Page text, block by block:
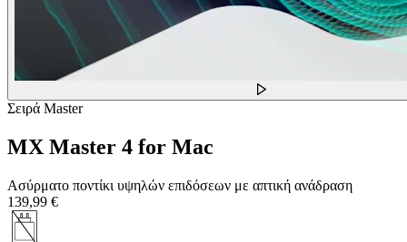
Σειρά Master
MX Master 4 for Mac
Ασύρματο ποντίκι υψηλών επιδόσεων με απτική ανάδραση
139,99 €